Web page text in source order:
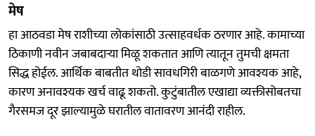
मेष
हा आठवडा मेष राशीच्या लोकांसाठी उत्साहवर्धक ठरणार आहे. कामाच्या
ठिकाणी नवीन जबाबदाऱ्या मिळू शकतात आणि त्यातून तुमची क्षमता
सिद्ध होईल. आर्थिक बाबतीत थोडी सावधगिरी बाळगणे आवश्यक आहे,
कारण अनावश्यक खर्च वाढू शकतो. कुटुंबातील एखाद्या व्यक्तीसोबतचा
गैरसमज दूर झाल्यामुळे घरातील वातावरण आनंदी राहील.